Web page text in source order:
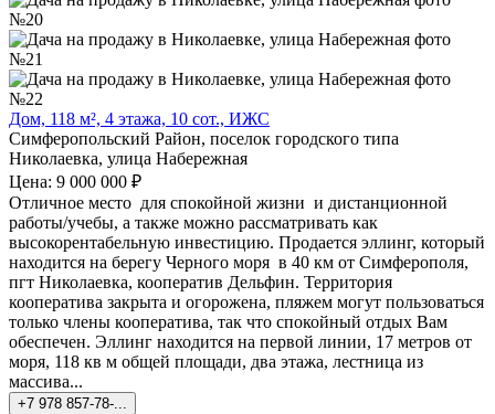
Дом, 118 м², 4 этажа, 10 сот., ИЖС
Симферопольский Район, поселок городского типа
Николаевка, улица Набережная
Цена: 9 000 000 ₽
Отличное место для спокойной жизни и дистанционной
работы/учебы, а также можно рассматривать как
высокорентабельную инвестицию. Продается эллинг, который
находится на берегу Черного моря в 40 км от Симферополя,
пгт Николаевка, кооператив Дельфин. Территория
кооператива закрыта и огорожена, пляжем могут пользоваться
только члены кооператива, так что спокойный отдых Вам
обеспечен. Эллинг находится на первой линии, 17 метров от
моря, 118 кв м общей площади, два этажа, лестница из
массива...
+7 978 857-78-...